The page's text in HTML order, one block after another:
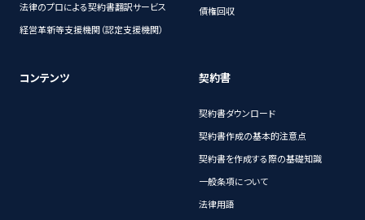
法律のプロによる契約書翻訳サービス
経営革新等支援機関（認定支援機関）
債権回収
コンテンツ 契約書
契約書ダウンロード
契約書作成の基本的注意点
契約書を作成する際の基礎知識
一般条項について
法律用語